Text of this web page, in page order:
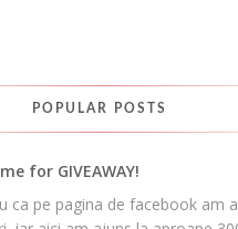
POPULAR POSTS
for GIVEAWAY!
ca pe pagina de facebook am